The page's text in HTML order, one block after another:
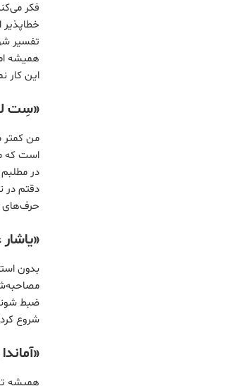
فکر
تفسیر
همیشه
این کار
«سِت
است که
در
دقتم در
حرف‌های
بدون
ضبط
شروع
همیشه